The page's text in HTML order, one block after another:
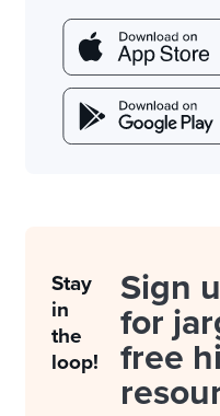
Stay
in
the
loop!
Sign
for
free